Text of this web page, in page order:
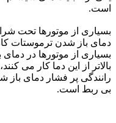
است.
بسیاری از موتورها تحت
دمای باز شدن ترموستات
بسیاری از موتورها در
بالاتر از این دما کار می
رانندگی پر فشار دمای
بی ربط است.